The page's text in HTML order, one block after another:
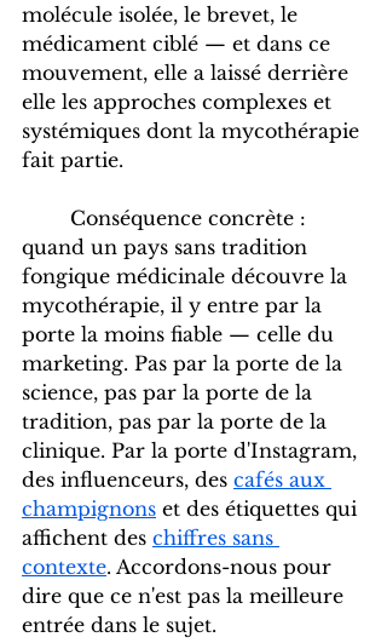
molécule isolée, le brevet, le
médicament ciblé — et dans ce
mouvement, elle a laissé derrière
elle les approches complexes et
systémiques dont la mycothérapie
fait partie.
quand un pays sans tradition
fongique médicinale découvre la
mycothérapie, il y entre par la
porte la moins fiable — celle du
marketing. Pas par la porte de la
science, pas par la porte de la
tradition, pas par la porte de la
clinique. Par la porte d'Instagram,
des influenceurs, des cafés aux
champignons et des étiquettes qui
affichent des chiffres sans
contexte. Accordons-nous pour
dire que ce n'est pas la meilleure
entrée dans le sujet.